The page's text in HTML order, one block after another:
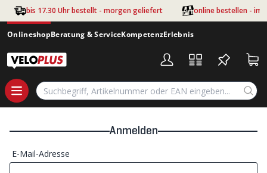
Zum Hauptinhalt springen
bis 17.30 Uhr bestellt - morgen geliefert online bestellen - im
OnlineshopBeratung & ServiceKompetenzErlebnis
Anmelden
E-Mail-Adresse